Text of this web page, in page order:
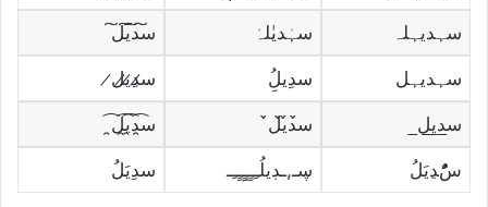
سہديہلہ سہٰديٰلہٰ س͠د͠ي͠ل͠
سہديہل سدِيلُِ س̷د̷ِي̷ل̷
س̲د̲ي̲ل̲ س̀́د̀́ي̀́ل̀́ س̯͡د̯͡ي̯͡ل̯͡
سًٌُُﮃيَلُ ڛـ,ـڊيلُـِـِِـِِِـِِـِـ سدِيَلُ